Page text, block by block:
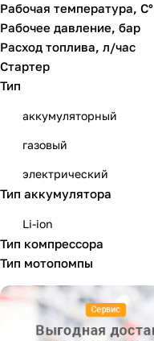
Huter
KRAFTOOL
Metabo
PATON
Prorab
QUATTRO ELEMENTI
SNIRREX
STIHL
Рабочая температура, С°
Рабочее давление, бар
Расход топлива, л/час
Стартер
Тип
аккумуляторный
газовый
электрический
Тип аккумулятора
Li-ion
Тип компрессора
Тип мотопомпы